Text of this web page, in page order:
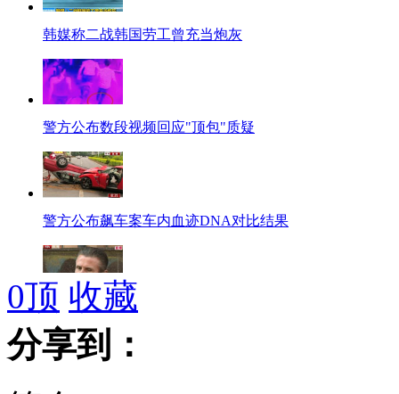
韩媒称二战韩国劳工曾充当炮灰
警方公布数段视频回应"顶包"质疑
警方公布飙车案车内血迹DNA对比结果
乌克兰官员倒卖门票丢“饭碗”
0顶 收藏
分享到：